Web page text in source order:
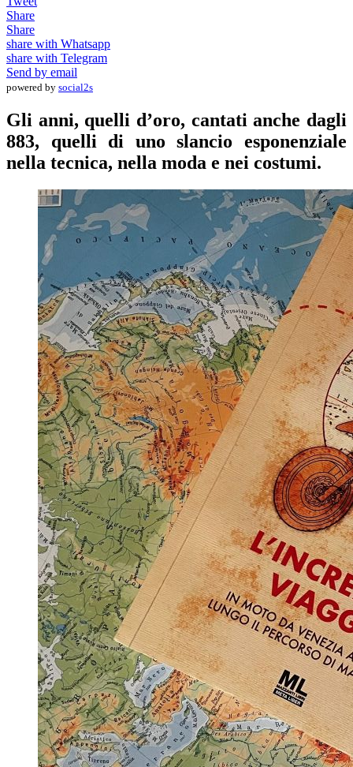
Share
Share
share with Whatsapp
share with Telegram
Send by email
powered by social2s
Gli anni, quelli d’oro, cantati anche dagli
883, quelli di uno slancio esponenziale
nella tecnica, nella moda e nei costumi.